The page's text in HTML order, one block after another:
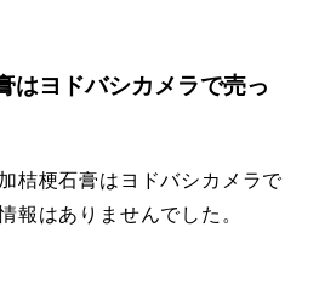
はヨドバシカメラで売っ
桔梗石膏はヨドバシカメラで
報はありませんでした。